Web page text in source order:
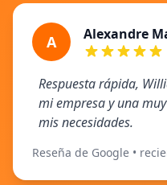
A Alexandre
Respuesta rápida,
mi empresa y una
mis necesidades.
Reseña de Google •